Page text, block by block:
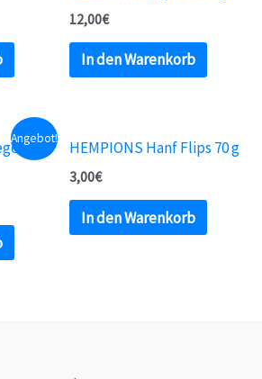
12,00€
In den Warenkorb
Angebot! HEMPIONS Hanf Flips 70 g
3,00€
In den Warenkorb